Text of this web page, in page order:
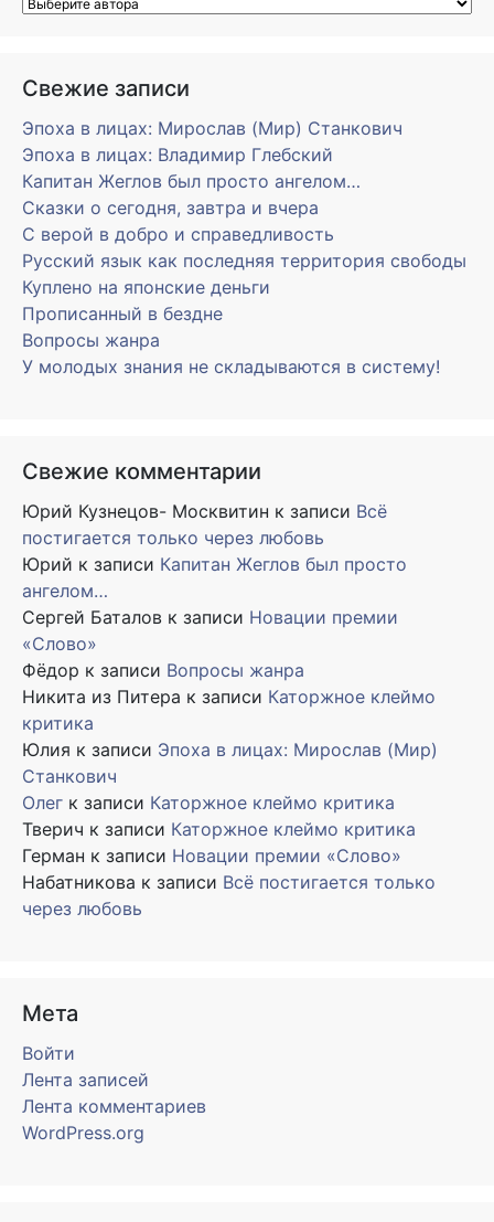
Свежие записи
Эпоха в лицах: Мирослав (Мир) Станкович
Эпоха в лицах: Владимир Глебский
Капитан Жеглов был просто ангелом…
Сказки о сегодня, завтра и вчера
С верой в добро и справедливость
Русский язык как последняя территория свободы
Куплено на японские деньги
Прописанный в бездне
Вопросы жанра
У молодых знания не складываются в систему!
Свежие комментарии
Юрий Кузнецов- Москвитин к записи Всё
постигается только через любовь
Юрий к записи Капитан Жеглов был просто
ангелом…
Сергей Баталов к записи Новации премии
«Слово»
Фёдор к записи Вопросы жанра
Никита из Питера к записи Каторжное клеймо
критика
Юлия к записи Эпоха в лицах: Мирослав (Мир)
Станкович
Олег к записи Каторжное клеймо критика
Тверич к записи Каторжное клеймо критика
Герман к записи Новации премии «Слово»
Набатникова к записи Всё постигается только
через любовь
Мета
Войти
Лента записей
Лента комментариев
WordPress.org